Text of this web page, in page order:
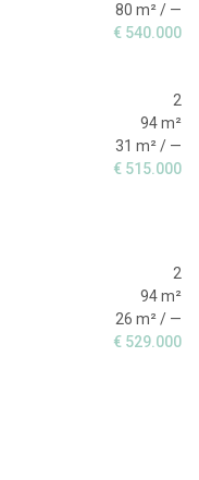
80 m² / —
€ 540.000
2
94 m²
31 m² / —
€ 515.000
2
94 m²
26 m² / —
€ 529.000